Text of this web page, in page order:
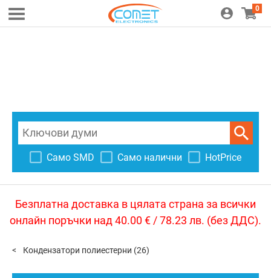
0
Само SMD Само налични HotPrice
Безплатна доставка в цялата страна за всички
онлайн поръчки над 40.00 € / 78.23 лв. (без ДДС).
Кондензатори полиестерни (26)